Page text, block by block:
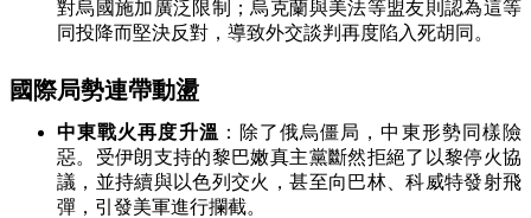
對烏國施加廣泛限制；烏克蘭與美法等盟友則認為這等
同投降而堅決反對，導致外交談判再度陷入死胡同。
國際局勢連帶動盪
中東戰火再度升溫 ：除了俄烏僵局，中東形勢同樣險
惡。受伊朗支持的黎巴嫩真主黨斷然拒絕了以黎停火協
議，並持續與以色列交火，甚至向巴林、科威特發射飛
彈，引發美軍進行攔截。